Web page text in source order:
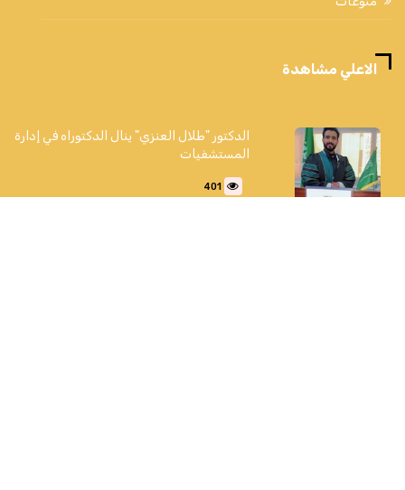
الاعلي مشاهدة
الدكتور "طلال العنزي" ينال الدكتوراه في إدارة
المستشفيات
401